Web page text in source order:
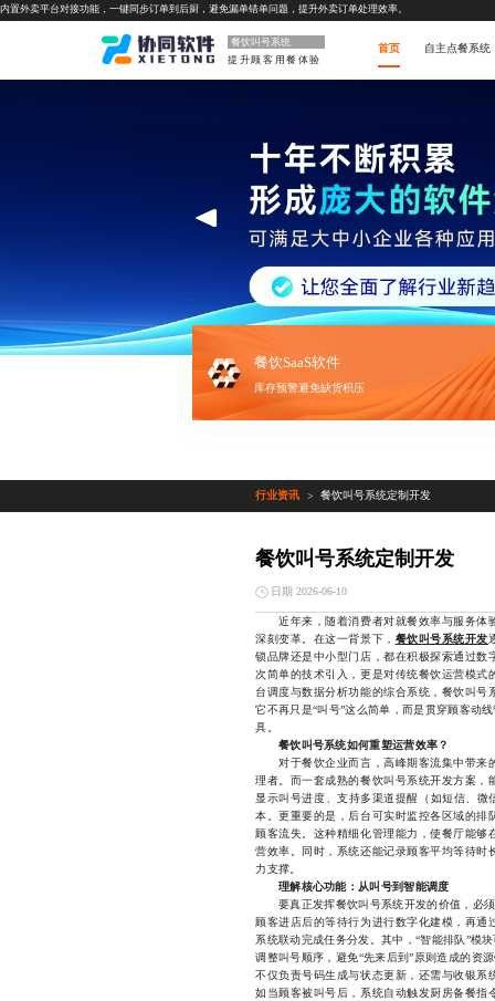
内置外卖平台对接功能，一键同步订单到后厨，避免漏单错单问题，提升外卖订单处理效率。
餐饮叫号系统
提升顾客用餐体验
首页 自主点餐系统
餐饮SaaS软件
库存预警避免缺货积压
行业资讯 > 餐饮叫号系统定制开发
餐饮叫号系统定制开发
日期 2026-06-10
近年来，随着消费者对就餐效率与服务体
深刻变革。在这一背景下， 餐饮叫号系统开发
锁品牌还是中小型门店，都在积极探索通过
次简单的技术引入，更是对传统餐饮运营模
台调度与数据分析功能的综合系统，餐饮叫
它不再只是“叫号”这么简单，而是贯穿顾客动
具。
餐饮叫号系统如何重塑运营效率？
对于餐饮企业而言，高峰期客流集中带来
理者。而一套成熟的餐饮叫号系统开发方案
显示叫号进度、支持多渠道提醒（如短信、
本。更重要的是，后台可实时监控各区域的
顾客流失。这种精细化管理能力，使餐厅能
营效率。同时，系统还能记录顾客平均等待
力支撑。
理解核心功能：从叫号到智能调度
要真正发挥餐饮叫号系统开发的价值，必须
顾客进店后的等待行为进行数字化建模，再
系统联动完成任务分发。其中，“智能排队”模
调整叫号顺序，避免“先来后到”原则造成的资
不仅负责号码生成与状态更新，还需与收银
如当顾客被叫号后，系统自动触发厨房备餐